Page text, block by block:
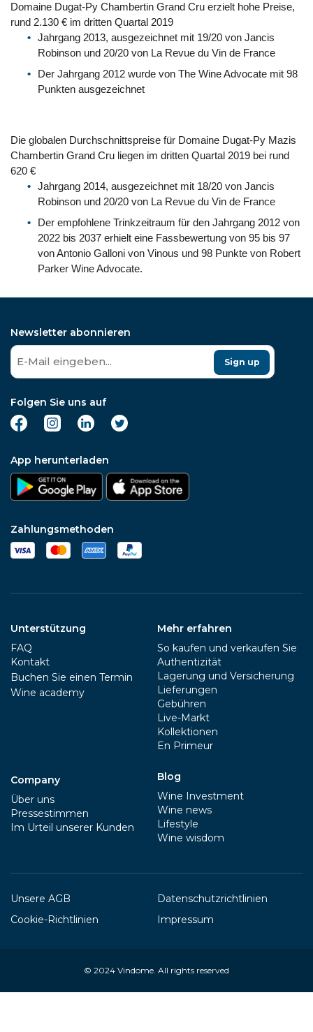
Domaine Dugat-Py Chambertin Grand Cru erzielt hohe Preise,
rund 2.130 € im dritten Quartal 2019
Jahrgang 2013, ausgezeichnet mit 19/20 von Jancis
Robinson und 20/20 von La Revue du Vin de France
Der Jahrgang 2012 wurde von The Wine Advocate mit 98
Punkten ausgezeichnet
Die globalen Durchschnittspreise für Domaine Dugat-Py Mazis
Chambertin Grand Cru liegen im dritten Quartal 2019 bei rund
620 €
Jahrgang 2014, ausgezeichnet mit 18/20 von Jancis
Robinson und 20/20 von La Revue du Vin de France
Der empfohlene Trinkzeitraum für den Jahrgang 2012 von
2022 bis 2037 erhielt eine Fassbewertung von 95 bis 97
von Antonio Galloni von Vinous und 98 Punkte von Robert
Parker Wine Advocate.
Newsletter abonnieren
Sign up
Folgen Sie uns auf
App herunterladen
Zahlungsmethoden
Unterstützung
FAQ
Kontakt
Buchen Sie einen Termin
Wine academy
Company
Über uns
Pressestimmen
Im Urteil unserer Kunden
Mehr erfahren
So kaufen und verkaufen Sie
Authentizität
Lagerung und Versicherung
Lieferungen
Gebühren
Live-Markt
Kollektionen
En Primeur
Blog
Wine Investment
Wine news
Lifestyle
Wine wisdom
Unsere AGB
Datenschutzrichtlinien
Cookie-Richtlinien
Impressum
© 2024 Vindome . All rights reserved